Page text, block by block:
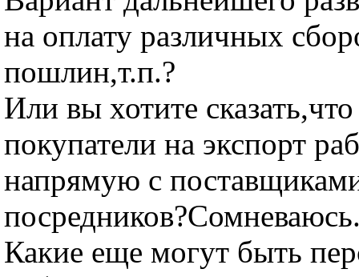
на оплату различных
пошлин,т.п.?
Или вы хотите
покупатели на экспорт
напрямую с
Какие еще могут быть